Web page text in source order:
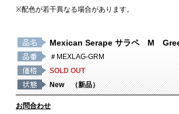
※配色が若干異なる場合があります。
Mexican Serape サラペ M
＃MEXLAG-GRM
SOLD OUT
New （新品）
お問合わせ